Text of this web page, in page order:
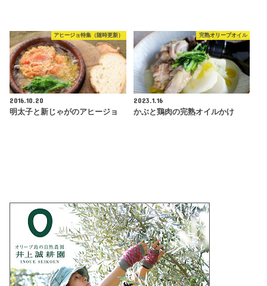
アヒージョ特集（随時更新）
2016.10.20
明太子と新じゃがのアヒージョ
完熟オリーブオイル
2023.1.16
かぶと鶏肉の完熟オイルかけ